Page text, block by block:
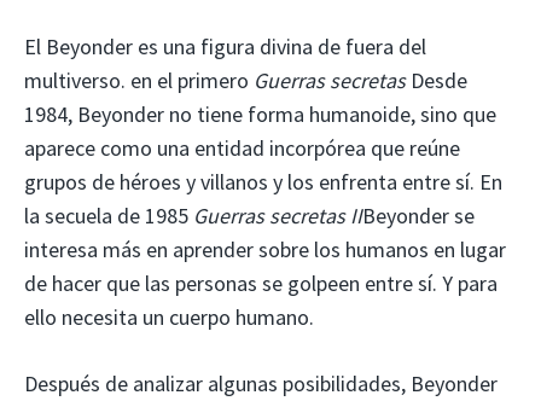
El Beyonder es una figura divina de fuera del
multiverso. en el primero Guerras secretasDesde
1984, Beyonder no tiene forma humanoide, sino que
aparece como una entidad incorpórea que reúne
grupos de héroes y villanos y los enfrenta entre sí. En
la secuela de 1985 Guerras secretas IIBeyonder se
interesa más en aprender sobre los humanos en lugar
de hacer que las personas se golpeen entre sí. Y para
ello necesita un cuerpo humano.
Después de analizar algunas posibilidades, Beyonder